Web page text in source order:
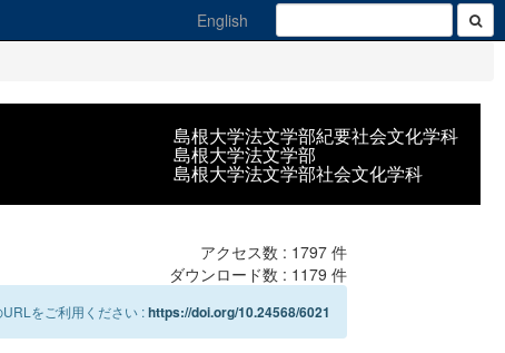
English
島根大学法文学部紀要社会文化学科
島根大学法文学部
島根大学法文学部社会文化学科
アクセス数 : 1797件
ダウンロード数 : 1179 件
をご利用ください :https://doi.org/10.24568/6021